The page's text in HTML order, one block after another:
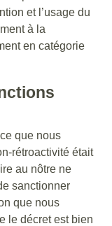
et l’usage du
à la
en catégorie
que nous
rétroactivité était
au nôtre ne
sanctionner
que nous
le décret est bien